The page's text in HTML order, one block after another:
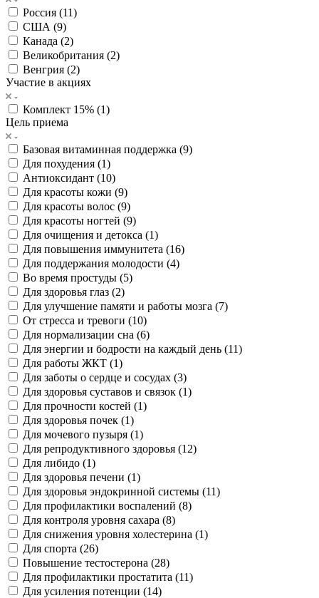
Россия (11)
США (9)
Канада (2)
Великобритания (2)
Венгрия (2)
Участие в акциях
Комплект 15% (1)
Цель приема
Базовая витаминная поддержка (9)
Для похудения (1)
Антиоксидант (10)
Для красоты кожи (9)
Для красоты волос (9)
Для красоты ногтей (9)
Для очищения и детокса (1)
Для повышения иммунитета (16)
Для поддержания молодости (4)
Во время простуды (5)
Для здоровья глаз (2)
Для улучшение памяти и работы мозга (7)
От стресса и тревоги (10)
Для нормализации сна (6)
Для энергии и бодрости на каждый день (11)
Для работы ЖКТ (1)
Для заботы о сердце и сосудах (3)
Для здоровья суставов и связок (1)
Для прочности костей (1)
Для здоровья почек (1)
Для мочевого пузыря (1)
Для репродуктивного здоровья (12)
Для либидо (1)
Для здоровья печени (1)
Для здоровья эндокринной системы (11)
Для профилактики воспалений (8)
Для контроля уровня сахара (8)
Для снижения уровня холестерина (1)
Для спорта (26)
Повышение тестостерона (28)
Для профилактики простатита (11)
Для усиления потенции (14)